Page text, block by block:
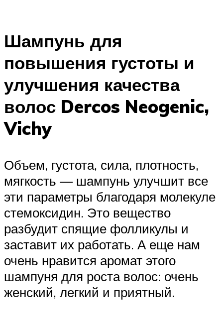
Шампунь для
повышения густоты и
улучшения качества
волос Dercos Neogenic,
Vichy
Объем, густота, сила, плотность,
мягкость — шампунь улучшит все
эти параметры благодаря молекуле
стемоксидин. Это вещество
разбудит спящие фолликулы и
заставит их работать. А еще нам
очень нравится аромат этого
шампуня для роста волос: очень
женский, легкий и приятный.